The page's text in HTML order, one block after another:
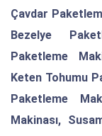
Çavdar
Bezelye
Paketleme
Keten Tohumu
Paketleme
Makinası,